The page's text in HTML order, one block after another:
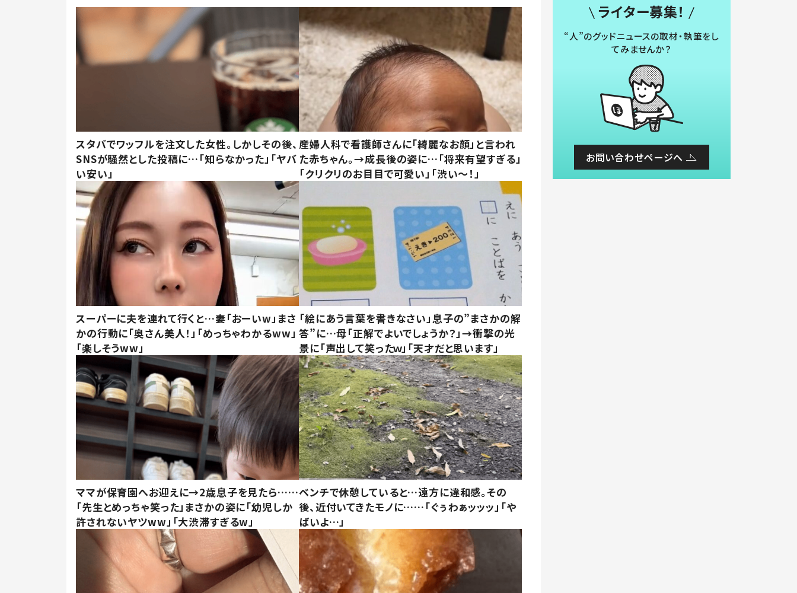
スタバでワッフルを注文した女性。しかしその後、
SNSが騒然とした投稿に…「知らなかった」「ヤバ
い安い」
産婦人科で看護師さんに「綺麗なお顔」と言われ
た赤ちゃん。→成長後の姿に…「将来有望すぎる」
「クリクリのお目目で可愛い」「渋い～！」
スーパーに夫を連れて行くと…妻「おーいw」まさ
かの行動に「奥さん美人！」「めっちゃわかるww」
「楽しそうww」
「絵にあう言葉を書きなさい」息子の”まさかの解
答”に…母「正解でよいでしょうか？」→衝撃の光
景に「声出して笑ったｗ」「天才だと思います」
ママが保育園へお迎えに→2歳息子を見たら……
「先生とめっちゃ笑った」まさかの姿に「幼児しか
許されないヤツww」「大渋滞すぎるw」
ベンチで休憩していると…遠方に違和感。その
後、近付いてきたモノに……「ぐぅわぁッッッ」「や
ばいよ…」
ライター募集！
“人”のグッドニュースの取材・執筆をし
てみませんか？
お問い合わせページへ